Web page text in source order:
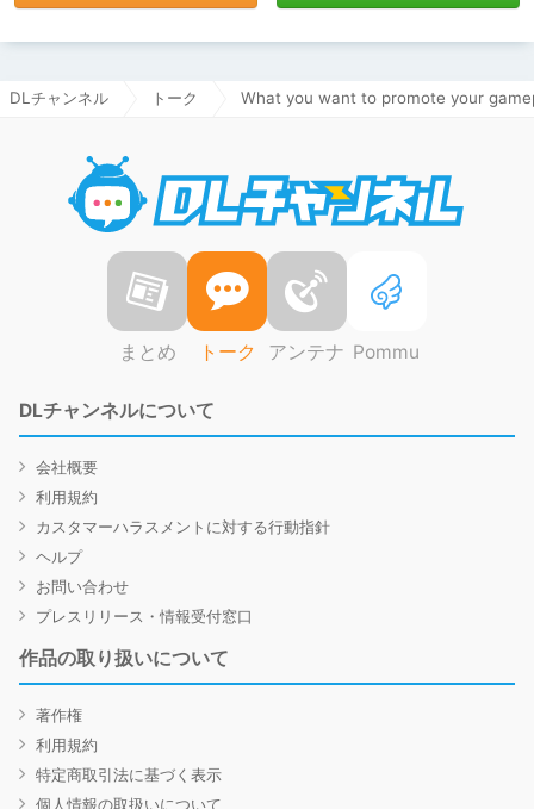
DLチャンネル トーク What you want to promote your
まとめ トーク アンテナ Pommu
DLチャンネルについて
会社概要
利用規約
カスタマーハラスメントに対する行動指針
ヘルプ
お問い合わせ
プレスリリース・情報受付窓口
作品の取り扱いについて
著作権
利用規約
特定商取引法に基づく表示
個人情報の取扱いについて